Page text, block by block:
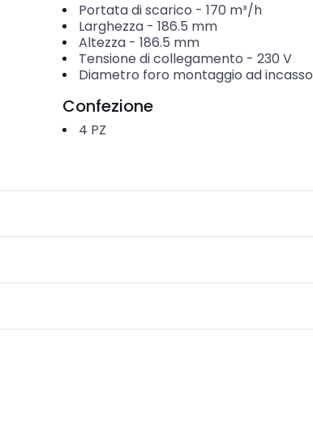
Portata di scarico - 170 m³/h
Larghezza- 186.5 mm
Altezza- 186.5 mm
Tensione di collegamento - 230 V
Diametro foro montaggio ad incasso
Confezione
4 PZ